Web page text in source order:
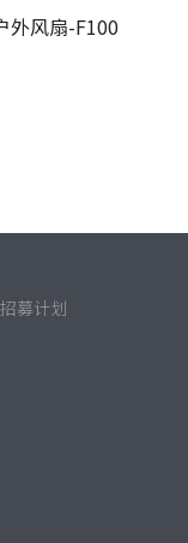
外风扇-F100
募计划